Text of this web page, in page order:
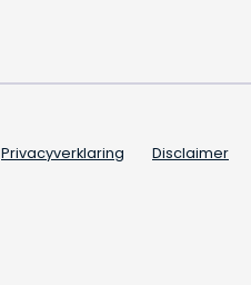
Privacyverklaring Disclaimer